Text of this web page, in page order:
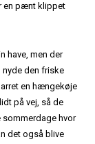
en pænt klippet
have, men der
den friske
en hængekøje
på vej, så de
sommerdage hvor
det også blive